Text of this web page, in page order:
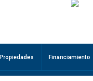
Propiedades Financiamiento